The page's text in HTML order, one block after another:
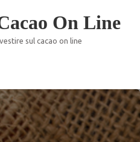
On Line
sul cacao on line